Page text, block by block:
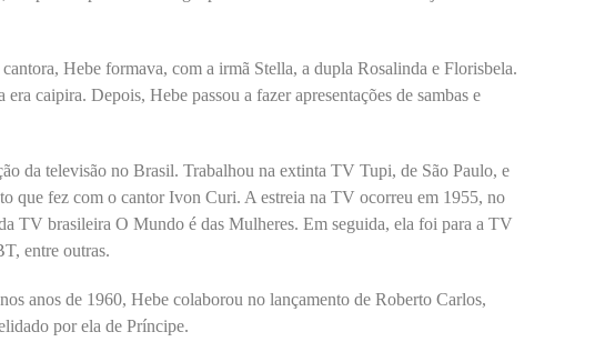
Hebe formava, com a irmã Stella, a dupla Rosalinda e Florisbela.
caipira. Depois, Hebe passou a fazer apresentações de sambas e
da televisão no Brasil. Trabalhou na extinta TV Tupi, de São Paulo, e
que fez com o cantor Ivon Curi. A estreia na TV ocorreu em 1955, no
TV brasileira O Mundo é das Mulheres. Em seguida, ela foi para a TV
entre outras.
anos de 1960, Hebe colaborou no lançamento de Roberto Carlos,
por ela de Príncipe.